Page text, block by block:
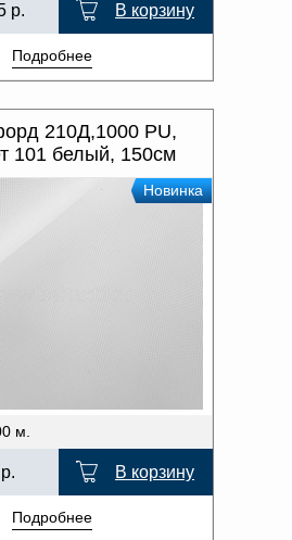
р. В корзину
Подробнее
210Д,1000 PU,
101 белый, 150см
Новинка
м.
р. В корзину
Подробнее